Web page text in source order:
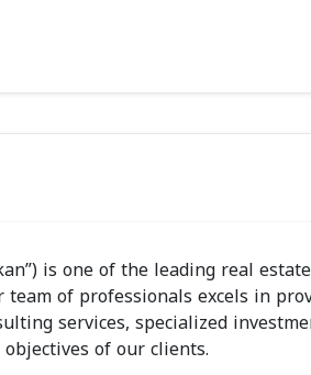
is one of the leading real
of professionals excels in
services, specialized
of our clients.